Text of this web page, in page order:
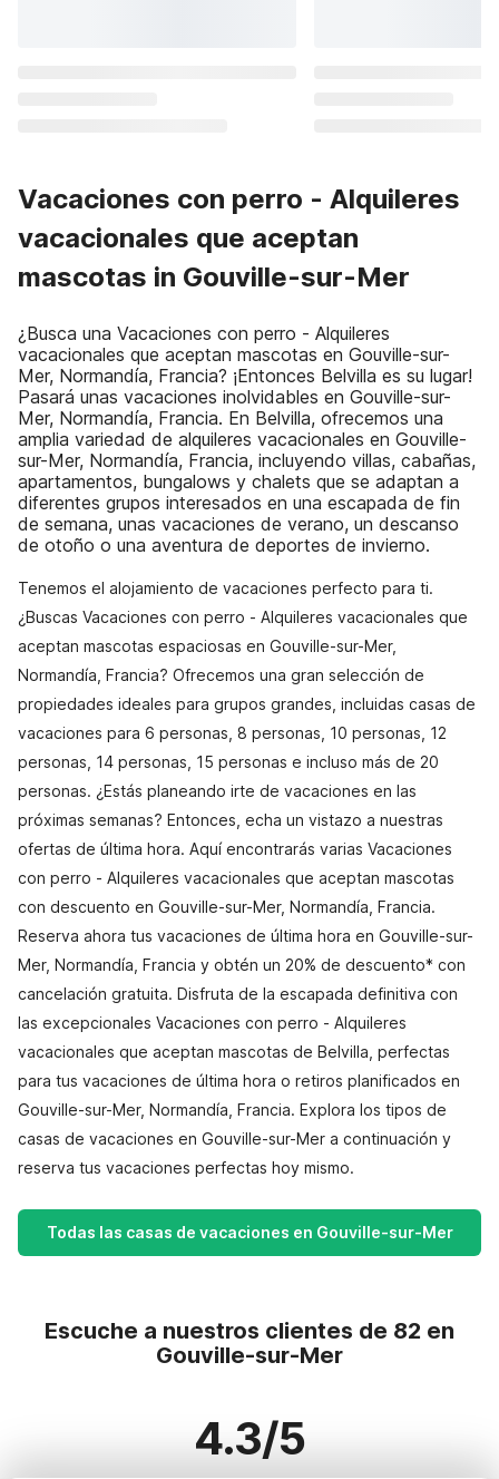
Vacaciones con perro - Alquileres
vacacionales que aceptan
mascotas in Gouville-sur-Mer
¿Busca una Vacaciones con perro - Alquileres
vacacionales que aceptan mascotas en Gouville-sur-
Mer, Normandía, Francia? ¡Entonces Belvilla es su lugar!
Pasará unas vacaciones inolvidables en Gouville-sur-
Mer, Normandía, Francia. En Belvilla, ofrecemos una
amplia variedad de alquileres vacacionales en Gouville-
sur-Mer, Normandía, Francia, incluyendo villas, cabañas,
apartamentos, bungalows y chalets que se adaptan a
diferentes grupos interesados en una escapada de fin
de semana, unas vacaciones de verano, un descanso
de otoño o una aventura de deportes de invierno.
Tenemos el alojamiento de vacaciones perfecto para ti.
¿Buscas Vacaciones con perro - Alquileres vacacionales que
aceptan mascotas espaciosas en Gouville-sur-Mer,
Normandía, Francia? Ofrecemos una gran selección de
propiedades ideales para grupos grandes, incluidas casas de
vacaciones para 6 personas, 8 personas, 10 personas, 12
personas, 14 personas, 15 personas e incluso más de 20
personas. ¿Estás planeando irte de vacaciones en las
próximas semanas? Entonces, echa un vistazo a nuestras
ofertas de última hora. Aquí encontrarás varias Vacaciones
con perro - Alquileres vacacionales que aceptan mascotas
con descuento en Gouville-sur-Mer, Normandía, Francia.
Reserva ahora tus vacaciones de última hora en Gouville-sur-
Mer, Normandía, Francia y obtén un 20% de descuento* con
cancelación gratuita. Disfruta de la escapada definitiva con
las excepcionales Vacaciones con perro - Alquileres
vacacionales que aceptan mascotas de Belvilla, perfectas
para tus vacaciones de última hora o retiros planificados en
Gouville-sur-Mer, Normandía, Francia. Explora los tipos de
casas de vacaciones en Gouville-sur-Mer a continuación y
reserva tus vacaciones perfectas hoy mismo.
Todas las casas de vacaciones en Gouville-sur-Mer
Escuche a nuestros clientes de 82 en
Gouville-sur-Mer
4.3/5